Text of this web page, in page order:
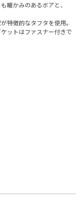
暖かみのあるボアと、
特徴的なタフタを使用。
ットはファスナー付きで